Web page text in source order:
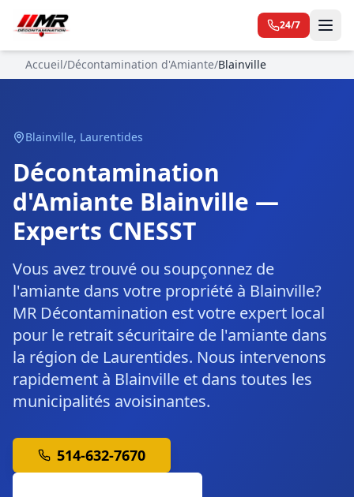
24/7
Accueil/Décontamination d'Amiante/Blainville
Blainville, Laurentides
Décontamination
d'Amiante Blainville —
Experts CNESST
Vous avez trouvé ou soupçonnez de
l'amiante dans votre propriété à Blainville?
MR Décontamination est votre expert local
pour le retrait sécuritaire de l'amiante dans
la région de Laurentides. Nous intervenons
rapidement à Blainville et dans toutes les
municipalités avoisinantes.
514-632-7670